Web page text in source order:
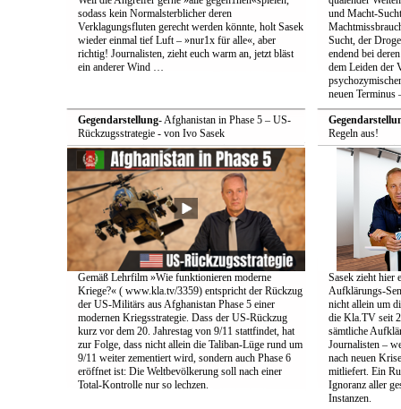
sodass kein Normalsterblicher deren
Verklagungsfluten gerecht werden könnte, holt Sasek
wieder einmal tief Luft – »nur1x für alle«, aber
richtig! Journalisten, zieht euch warm an, jetzt bläst
ein anderer Wind …
und Macht-
Sucht, der
endend bei
dem Leiden der
neuen Terminus
Gegendarstellung- Afghanistan in Phase 5 – US-
Rückzugsstrategie - von Ivo Sasek
Gemäß Lehrfilm »Wie funktionieren moderne
Kriege?« ( www.kla.tv/3359) entspricht der Rückzug
der US-Militärs aus Afghanistan Phase 5 einer
modernen Kriegsstrategie. Dass der US-Rückzug
kurz vor dem 20. Jahrestag von 9/11 stattfindet, hat
zur Folge, dass nicht allein die Taliban-Lüge rund um
9/11 weiter zementiert wird, sondern auch Phase 6
eröffnet ist: Die Weltbevölkerung soll nach einer
Total-Kontrolle nur so lechzen.
Regeln aus!
Sasek zieht hier
Aufklärungs-
nicht allein um
die Kla.TV seit
sämtliche
Journalisten –
nach neuen
mitliefert. Ein
Ignoranz aller
Instanzen.